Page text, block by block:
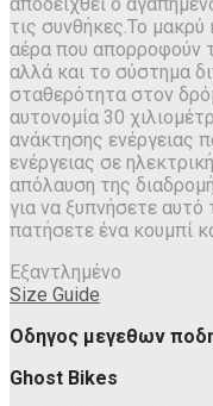
τις συνθήκες.Το μακρύ
αέρα που απορροφούν
αλλά και το σύστημα
σταθερότητα στον
αυτονομία 30
ανάκτησης ενέργειας
ενέργειας σε
απόλαυση της
για να ξυπνήσετε αυτό
πατήσετε ένα κουμπί
Εξαντλημένο
Size Guide
Οδηγος μεγεθων
Ghost Bikes